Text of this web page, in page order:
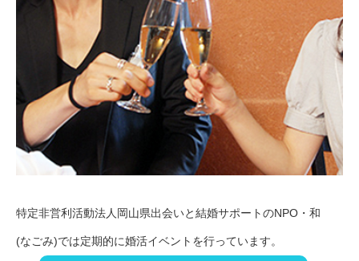
特定非営利活動法人岡山県出会いと結婚サポートのNPO・和
(なごみ)では定期的に婚活イベントを行っています。